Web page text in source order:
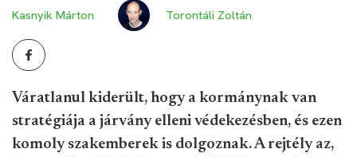
Kasnyik Márton Torontáli Zoltán
Váratlanul kiderült, hogy a kormánynak van
stratégiája a járvány elleni védekezésben, és ezen
komoly szakemberek is dolgoznak. A rejtély az,